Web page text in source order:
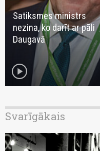
Satiksmes ministrs
nezina, ko darīt ar pāli
Daugavā
play_circle
Svarīgākais